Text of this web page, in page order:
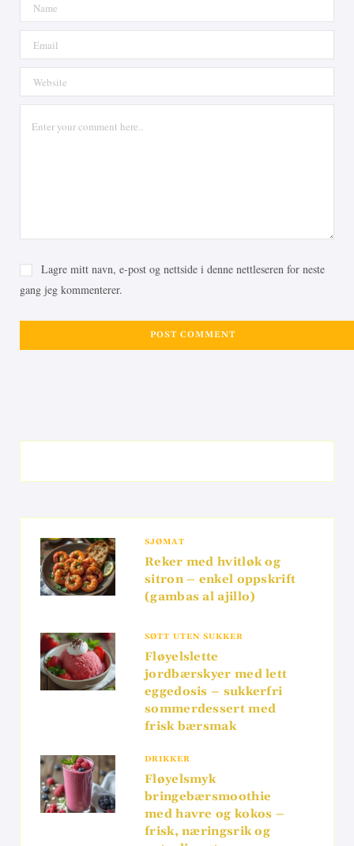
Lagre mitt navn, e-post og nettside i denne nettleseren for neste
gang jeg kommenterer.
SJØMAT
Reker med hvitløk og
sitron – enkel oppskrift
(gambas al ajillo)
SØTT UTEN SUKKER
Fløyelslette
jordbærskyer med lett
eggedosis – sukkerfri
sommerdessert med
frisk bærsmak
DRIKKER
Fløyelsmyk
bringebærsmoothie
med havre og kokos –
frisk, næringsrik og